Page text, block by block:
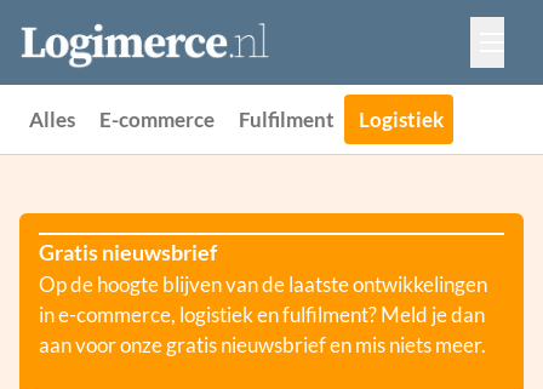
Vacatures
Events
Alles E-commerce Fulfilment Logistiek
Gratis nieuwsbrief
Op de hoogte blijven van de laatste ontwikkelingen
in e-commerce, logistiek en fulfilment? Meld je dan
aan voor onze gratis nieuwsbrief en mis niets meer.